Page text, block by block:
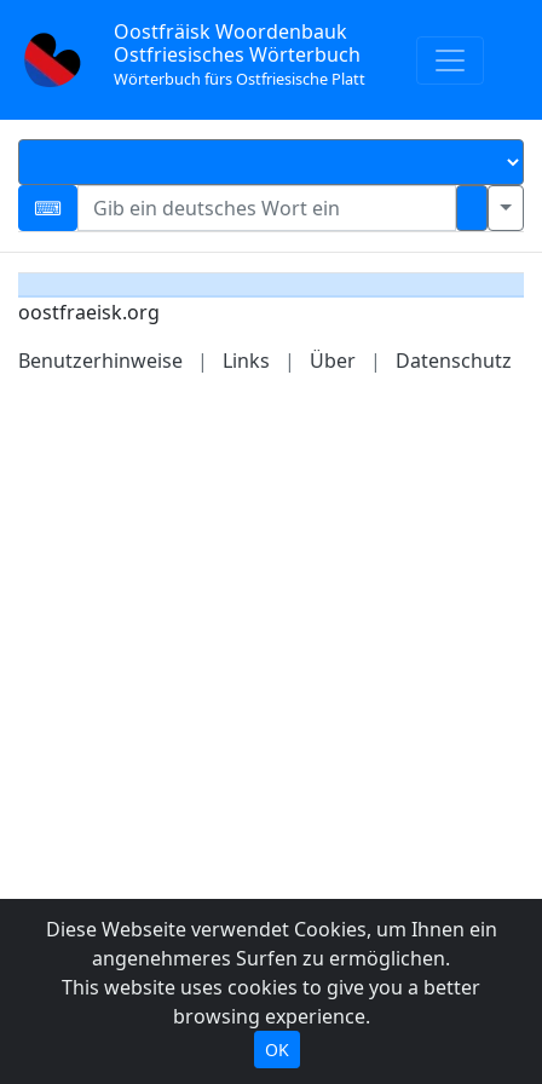
Oostfräisk Woordenbauk
Ostfriesisches Wörterbuch
Wörterbuch fürs Ostfriesische Platt
oostfraeisk.org
Benutzerhinweise
| Links | Über | Datenschutz
Diese Webseite verwendet Cookies, um Ihnen ein
angenehmeres Surfen zu ermöglichen.
This website uses cookies to give you a better
browsing experience.
OK